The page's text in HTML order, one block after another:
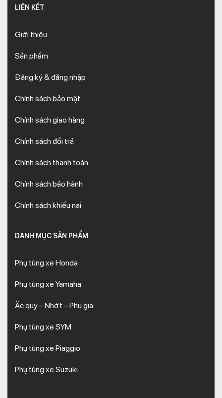
LIÊN KẾT
Giới thiệu
Sản phẩm
Đăng ký & đăng nhập
Chính sách bảo mật
Chính sách giao hàng
Chính sách đổi trả
Chính sách thanh toán
Chính sách bảo hành
Chính sách khiếu nại
DANH MỤC SẢN PHẨM
Phụ tùng xe Honda
Phụ tùng xe Yamaha
Ắc quy – Nhớt – Phụ gia
Phụ tùng xe SYM
Phụ tùng xe Piaggio
Phụ tùng xe Suzuki